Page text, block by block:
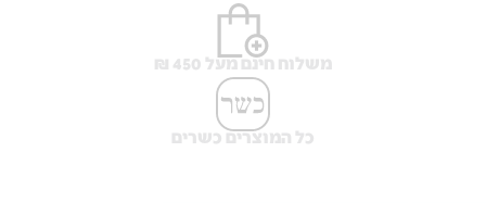
משלוח חינם מעל 450 ₪
כל המוצרים כשרים